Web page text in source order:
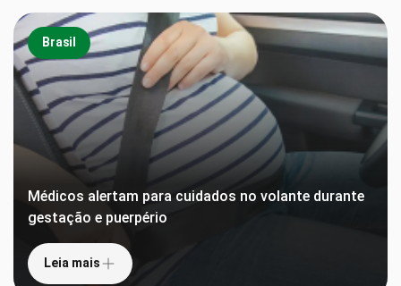
Brasil
Médicos alertam para cuidados no volante durante
gestação e puerpério
Leia mais